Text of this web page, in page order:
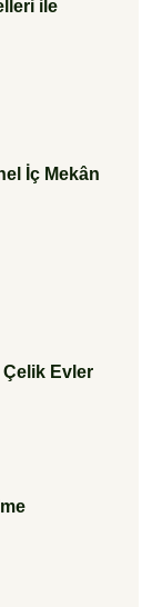
ile
İç Mekân
Çelik Evler